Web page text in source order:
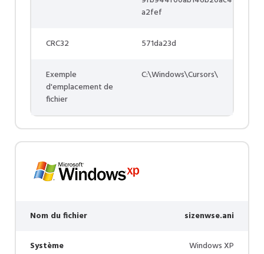
a2fef
CRC32 571da23d
Exemple
d'emplacement de
fichier
C:\Windows\Cursors\
Nom du fichier sizenwse.ani
Système Windows XP